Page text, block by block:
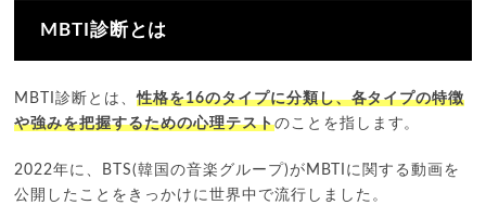
MBTI診断とは
MBTI診断とは、性格を16のタイプに分類し、各タイプの特徴
や強みを把握するための心理テストのことを指します。
2022年に、BTS(韓国の音楽グループ)がMBTIに関する動画を
公開したことをきっかけに世界中で流行しました。